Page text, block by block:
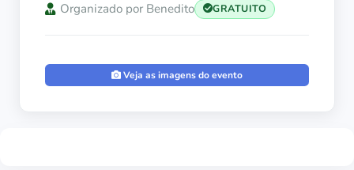
Organizado por Benedito
GRATUITO
Veja as imagens do evento